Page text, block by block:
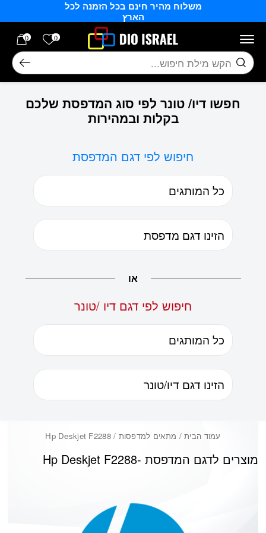
משלוח מהיר חינם בכל הזמנה לכל
הארץ
0 הרשימה
0
חיפוש
חפשו דיו/ טונר לפי סוג המדפסת שלכם
בקלות ובמהירות
חיפוש לפי דגם המדפסת
או
חיפוש לפי דגם דיו /טונר
עמוד הבית/ מתאים למדפסות / Hp Deskjet F2288
Hp Deskjet F2288מוצרים לדגם המדפסת -